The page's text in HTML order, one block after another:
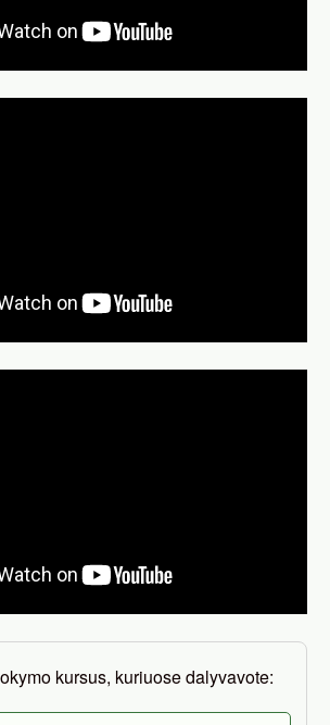
kursus, kuriuose dalyvavote: